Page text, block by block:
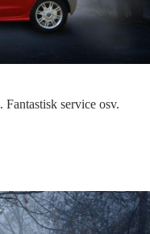
service osv.